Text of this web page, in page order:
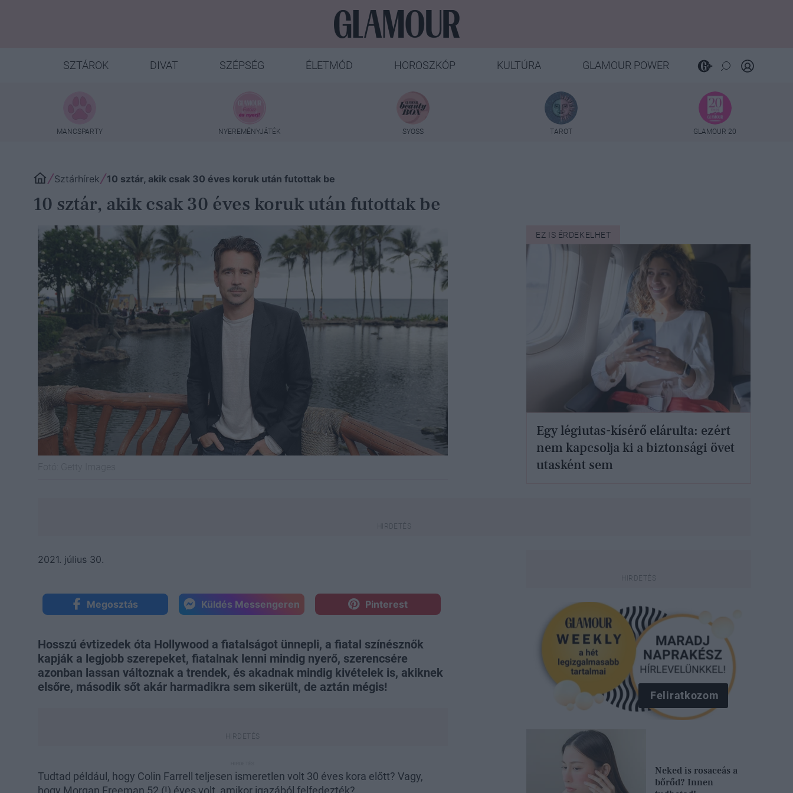
SZTÁROK DIVAT SZÉPSÉG ÉLETMÓD HOROSZKÓP KULTÚRA GLAMOUR POWER
MANCSPARTY NYEREMÉNYJÁTÉK SYOSS TAROT GLAMOUR 20
Sztárhírek 10 sztár, akik csak 30 éves koruk után futottak be
10 sztár, akik csak 30 éves koruk után futottak be
EZ IS ÉRDEKELHET
Egy légiutas-kísérő elárulta: ezért
nem kapcsolja ki a biztonsági övet
utasként sem
2021. július 30.
Megosztás Küldés Messengeren Pinterest
Hosszú évtizedek óta Hollywood a fiatalságot ünnepli, a fiatal színésznők
kapják a legjobb szerepeket, fiatalnak lenni mindig nyerő, szerencsére
azonban lassan változnak a trendek, és akadnak mindig kivételek is, akiknek
elsőre, második sőt akár harmadikra sem sikerült, de aztán mégis!
Tudtad például, hogy Colin Farrell teljesen ismeretlen volt 30 éves kora előtt? Vagy,
hogy Morgan Freeman 52 (!) éves volt, amikor igazából felfedezték?
Feliratkozom
Neked is rosaceás a
bőrőd? Innen